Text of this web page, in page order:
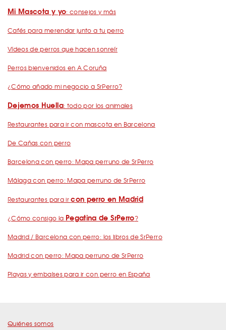
Mi Mascota y yo: consejos y más
Cafés para merendar junto a tu perro
Vídeos de perros que hacen sonreír
Perros bienvenidos en A Coruña
¿Cómo añado mi negocio a SrPerro?
Dejemos Huella: todo por los animales
Restaurantes para ir con mascota en Barcelona
De Cañas con perro
Barcelona con perro: Mapa perruno de SrPerro
Málaga con perro: Mapa perruno de SrPerro
Restaurantes para ircon perro en Madrid
¿Cómo consigo la Pegatina de SrPerro?
Madrid / Barcelona con perro: los libros de SrPerro
Madrid con perro: Mapa perruno de SrPerro
Playas y embalses para ir con perro en España
Quiénes somos